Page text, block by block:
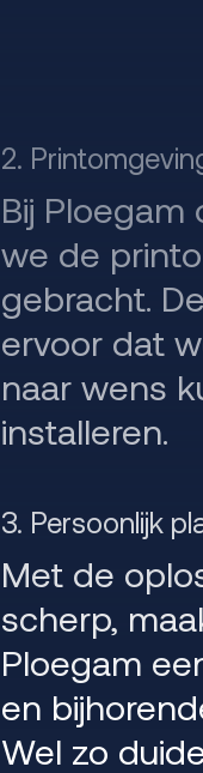
2.
Bij
we de
gebracht.
ervoor dat
naar wens
installeren.
3. Persoonlijk
Met de
scherp,
Ploegam
en
Wel zo